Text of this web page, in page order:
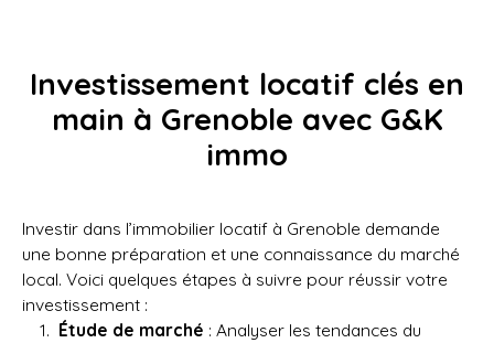
Investissement locatif clés en
main à Grenoble avec G&K
immo
Investir dans l’immobilier locatif à Grenoble demande
une bonne préparation et une connaissance du marché
local. Voici quelques étapes à suivre pour réussir votre
investissement :
Étude de marché : Analyser les tendances du